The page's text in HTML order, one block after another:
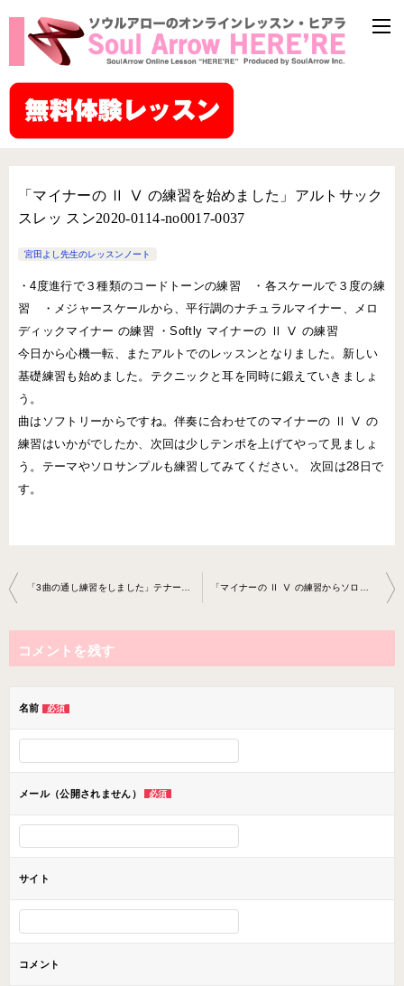
「マイナーの Ⅱ Ⅴ の練習を始めました」アルトサック
スレッ スン2020-0114-no0017-0037
宮田よし先生のレッスンノート
・4度進行で３種類のコードトーンの練習 ・各スケールで３度の練
習 ・メジャースケールから、平行調のナチュラルマイナー、メロ
ディックマイナー の練習 ・Softly マイナーの Ⅱ Ⅴ の練習
今日から心機一転、またアルトでのレッスンとなりました。新しい
基礎練習も始めました。テクニックと耳を同時に鍛えていきましょ
う。
曲はソフトリーからですね。伴奏に合わせてのマイナーの Ⅱ Ⅴ の
練習はいかがでしたか、次回は少しテンポを上げてやって見ましょ
う。テーマやソロサンプルも練習してみてください。 次回は28日で
す。
投
稿
ナ
ビ
ョ
ン
「3曲の通し練習をしました」テナーサックスレッスン2019-1217 -no0017-0037 「マイナーの Ⅱ Ⅴ の練習からソロの練習をしました」アルト サックスレッスン2020-0131-no0017-0037
コメントを残す
名前 必須
メール（公開されません） 必須
サイト
コメント